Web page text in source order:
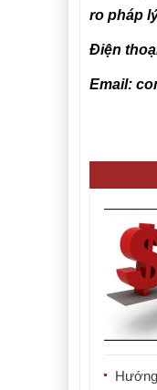
ro pháp
Điện
Email: